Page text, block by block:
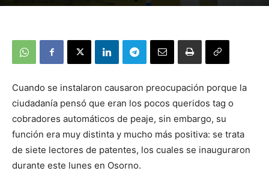
Cuando se instalaron causaron preocupación porque la
ciudadanía pensó que eran los pocos queridos tag o
cobradores automáticos de peaje, sin embargo, su
función era muy distinta y mucho más positiva: se trata
de siete lectores de patentes, los cuales se inauguraron
durante este lunes en Osorno.